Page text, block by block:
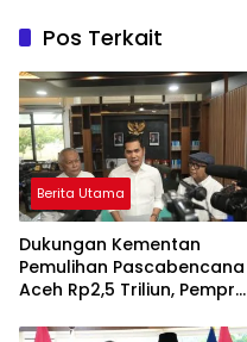
Pos Terkait
Berita Utama
Dukungan Kementan
Pemulihan Pascabencana
Aceh Rp2,5 Triliun, Pemprov